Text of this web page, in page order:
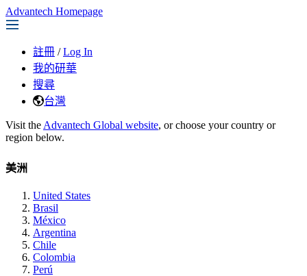
Advantech Homepage
註冊 / Log In
我的研華
搜尋
台灣
Visit the Advantech Global website, or choose your country or
region below.
美洲
United States
Brasil
México
Argentina
Chile
Colombia
Perú